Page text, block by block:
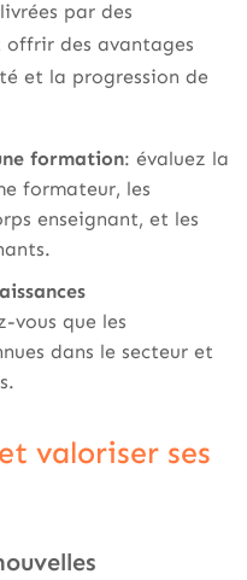
par des
offrir des avantages
et la progression de
formation: évaluez la
formateur, les
enseignant, et les
vous que les
dans le secteur et
valoriser ses